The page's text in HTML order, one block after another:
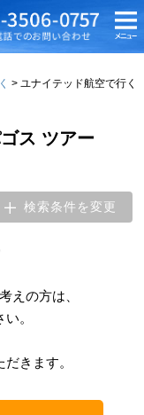
ユナイテッド航空で行く
ス ツアー
検索条件を変更
えの方は、
。
きます。